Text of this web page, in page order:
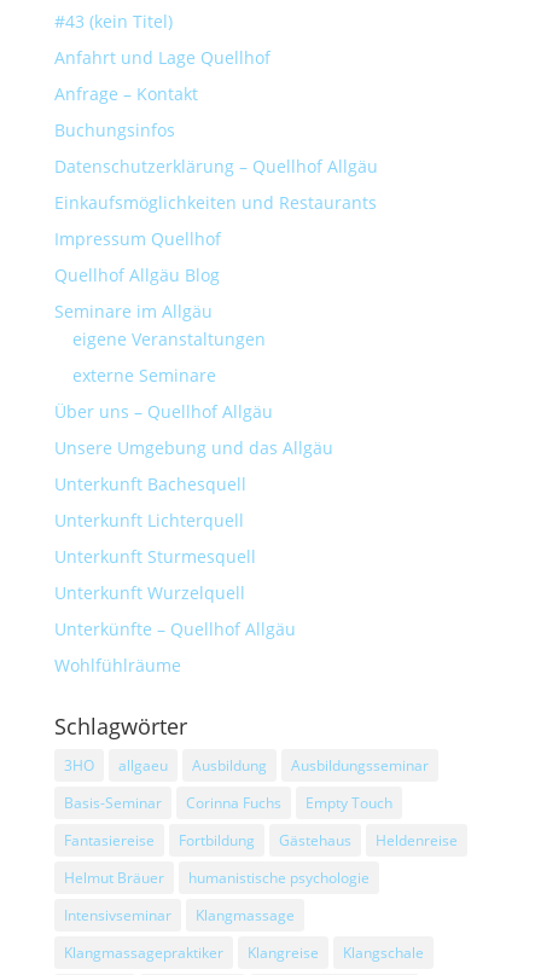
#43 (kein Titel)
Anfahrt und Lage Quellhof
Anfrage – Kontakt
Buchungsinfos
Datenschutzerklärung – Quellhof Allgäu
Einkaufsmöglichkeiten und Restaurants
Impressum Quellhof
Quellhof Allgäu Blog
Seminare im Allgäu
eigene Veranstaltungen
externe Seminare
Über uns – Quellhof Allgäu
Unsere Umgebung und das Allgäu
Unterkunft Bachesquell
Unterkunft Lichterquell
Unterkunft Sturmesquell
Unterkunft Wurzelquell
Unterkünfte – Quellhof Allgäu
Wohlfühlräume
Schlagwörter
3HO allgaeu Ausbildung
Ausbildungsseminar
Basis-Seminar
Corinna Fuchs
Empty Touch
Fantasiereise
Fortbildung Gästehaus
Heldenreise
Helmut Bräuer
humanistische psychologie
Intensivseminar
Klangmassage
Klangmassagepraktiker
Klangreise
Klangschale